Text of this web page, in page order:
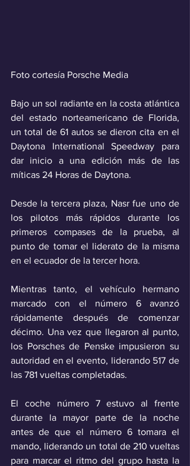
Foto cortesía Porsche Media
Bajo un sol radiante en la costa atlántica
del estado norteamericano de Florida,
un total de 61 autos se dieron cita en el
Daytona International Speedway para
dar inicio a una edición más de las
míticas 24 Horas de Daytona.
Desde la tercera plaza, Nasr fue uno de
los pilotos más rápidos durante los
primeros compases de la prueba, al
punto de tomar el liderato de la misma
en el ecuador de la tercer hora.
Mientras tanto, el vehículo hermano
marcado con el número 6 avanzó
rápidamente después de comenzar
décimo. Una vez que llegaron al punto,
los Porsches de Penske impusieron su
autoridad en el evento, liderando 517 de
las 781 vueltas completadas.
El coche número 7 estuvo al frente
durante la mayor parte de la noche
antes de que el número 6 tomara el
mando, liderando un total de 210 vueltas
para marcar el ritmo del grupo hasta la